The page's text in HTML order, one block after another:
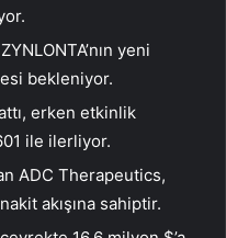
yeni
bekleniyor.
erken etkinlik
ile ilerliyor.
ADC Therapeutics,
akışına sahiptir.